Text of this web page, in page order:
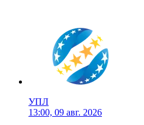
УПЛ
13:00, 09 авг. 2026